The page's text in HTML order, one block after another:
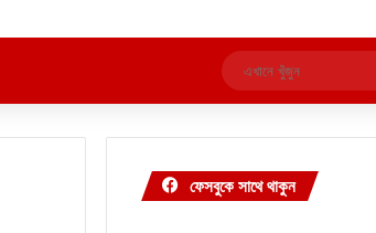
ফেসবুকে সাথে থাকুন